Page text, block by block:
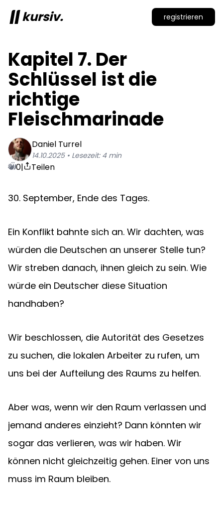
kursiv. registrieren
Kapitel 7. Der
Schlüssel ist die
richtige
Fleischmarinade
Daniel Turrel
14.10.2025• Lesezeit: 4min
0| Teilen
30. September, Ende des Tages.
Ein Konflikt bahnte sich an. Wir dachten, was
würden die Deutschen an unserer Stelle tun?
Wir streben danach, ihnen gleich zu sein. Wie
würde ein Deutscher diese Situation
handhaben?
Wir beschlossen, die Autorität des Gesetzes
zu suchen, die lokalen Arbeiter zu rufen, um
uns bei der Aufteilung des Raums zu helfen.
Aber was, wenn wir den Raum verlassen und
jemand anderes einzieht? Dann könnten wir
sogar das verlieren, was wir haben. Wir
können nicht gleichzeitig gehen. Einer von uns
muss im Raum bleiben.